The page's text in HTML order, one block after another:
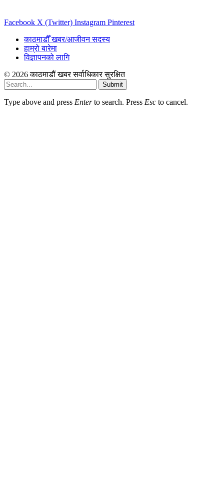
Facebook X (Twitter) Instagram Pinterest
काठमाडौँ खबर/आजीवन सदस्य
हाम्रो बारेमा
विज्ञापनको लागि
© 2026 काठमाडौं खबर सर्वाधिकार सुरक्षित
Submit
Type above and press Enterto search. Press Esc to cancel.